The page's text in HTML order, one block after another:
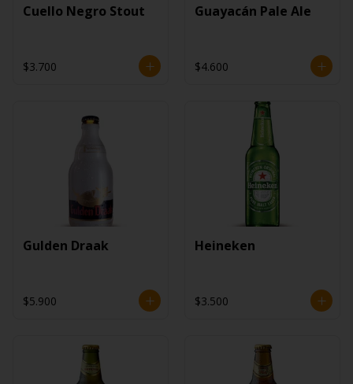
Cuello Negro Stout
$3.700
Guayacán Pale Ale
$4.600
Gulden Draak
$5.900
Heineken
$3.500